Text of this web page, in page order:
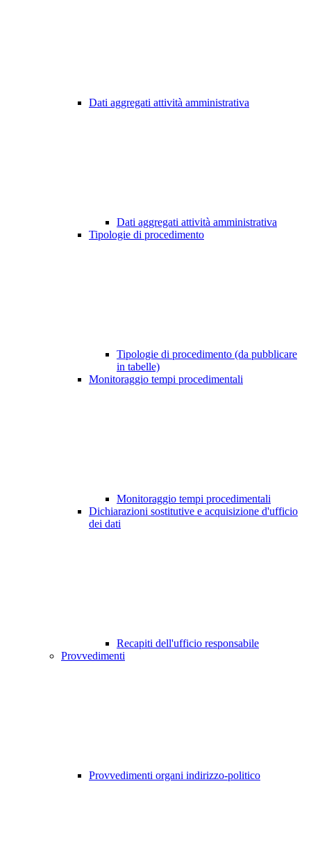
Dati aggregati attività amministrativa
Dati aggregati attività amministrativa
Tipologie di procedimento
Tipologie di procedimento (da pubblicare
in tabelle)
Monitoraggio tempi procedimentali
Monitoraggio tempi procedimentali
Dichiarazioni sostitutive e acquisizione d'ufficio
dei dati
Recapiti dell'ufficio responsabile
Provvedimenti
Provvedimenti organi indirizzo-politico